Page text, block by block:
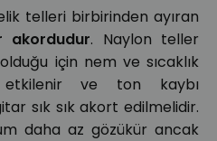
telleri birbirinden ayıran
akordudur. Naylon teller
için nem ve sıcaklık
etkilenir ve ton kaybı
sık sık akort edilmelidir.
daha az gözükür ancak